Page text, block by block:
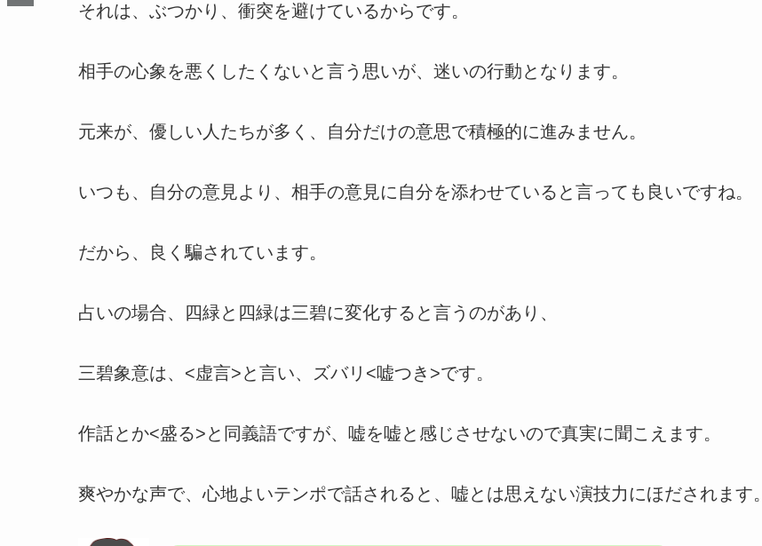
それは、ぶつかり、衝突を避けているからです。
相手の心象を悪くしたくないと言う思いが、迷いの行動となります。
元来が、優しい人たちが多く、自分だけの意思で積極的に進みません。
いつも、自分の意見より、相手の意見に自分を添わせていると言っても良いですね。
だから、良く騙されています。
占いの場合、四緑と四緑は三碧に変化すると言うのがあり、
三碧象意は、<虚言>と言い、ズバリ<嘘つき>です。
作話とか<盛る>と同義語ですが、嘘を嘘と感じさせないので真実に聞こえます。
爽やかな声で、心地よいテンポで話されると、嘘とは思えない演技力にほだされます。